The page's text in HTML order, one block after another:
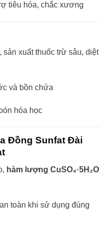
tiêu hóa, chắc xương
, sản xuất thuốc trừ sâu, diệt
và bồn chứa
hóa học
Đồng Sunfat Đài
hàm lượng CuSO₄·5H₂O
toàn khi sử dụng đúng